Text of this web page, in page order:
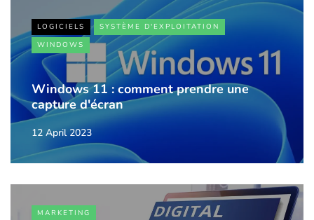
LOGICIELS
SYSTÈME D'EXPLOITATION
WINDOWS
Windows 11 : comment prendre une
capture d'écran
12 April 2023
MARKETING